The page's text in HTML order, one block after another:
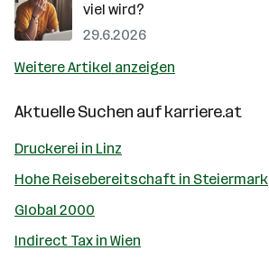
viel wird?
29.6.2026
Weitere Artikel anzeigen
Aktuelle Suchen aufkarriere.at
Druckerei in Linz
Hohe Reisebereitschaft in Steiermark
Global 2000
Indirect Tax in Wien